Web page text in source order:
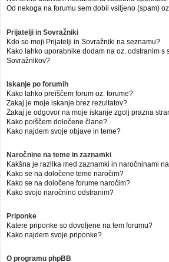
Od nekoga na forumu sem dobil vsiljeno (spam)
Prijatelji in Sovražniki
Kdo so moji Prijatelji in Sovražniki na seznamu?
Kako lahko uporabnike dodam na oz. odstranim s
Sovražnikov?
Iskanje po forumih
Kako lahko preiščem forum oz. forume?
Zakaj je moje iskanje brez rezultatov?
Zakaj je odgovor na moje iskanje zgolj prazna
Kako poiščem določene člane?
Kako najdem svoje objave in teme?
Naročnine na teme in zaznamki
Kakšna je razlika med zaznamki in naročninami
Kako se na določene teme naročim?
Kako se na določene forume naročim?
Kako svojo naročnino odstranim?
Priponke
Katere priponke so dovoljene na tem forumu?
Kako najdem svoje priponke?
O programu phpBB